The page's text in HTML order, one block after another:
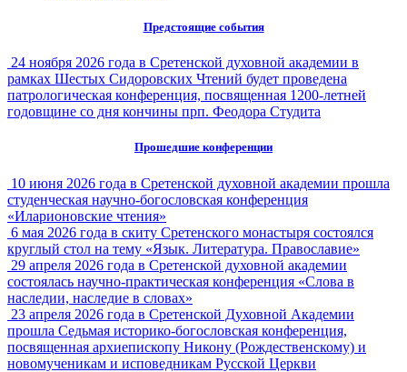
Предстоящие события
24 ноября 2026 года в Сретенской духовной академии в
рамках Шестых Сидоровских Чтений будет проведена
патрологическая конференция, посвященная 1200-летней
годовщине со дня кончины прп. Феодора Студита
Прошедшие конференции
10 июня 2026 года в Сретенской духовной академии прошла
студенческая научно-богословская конференция
«Иларионовские чтения»
6 мая 2026 года в скиту Сретенского монастыря состоялся
круглый стол на тему «Язык. Литература. Православие»
29 апреля 2026 года в Сретенской духовной академии
состоялась научно-практическая конференция «Слова в
наследии, наследие в словах»
23 апреля 2026 года в Сретенской Духовной Академии
прошла Седьмая историко-богословская конференция,
посвященная архиепископу Никону (Рождественскому) и
новомученикам и исповедникам Русской Церкви